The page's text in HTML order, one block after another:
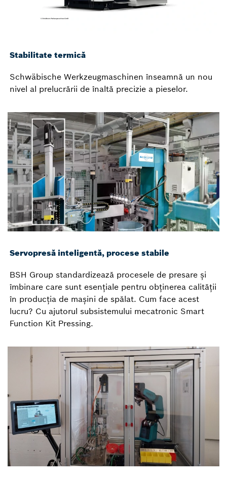
Stabilitate termică
Schwäbische Werkzeugmaschinen înseamnă un nou
nivel al prelucrării de înaltă precizie a pieselor.
Servopresă inteligentă, procese stabile
BSH Group standardizează procesele de presare și
îmbinare care sunt esențiale pentru obținerea calității
în producția de mașini de spălat. Cum face acest
lucru? Cu ajutorul subsistemului mecatronic Smart
Function Kit Pressing.